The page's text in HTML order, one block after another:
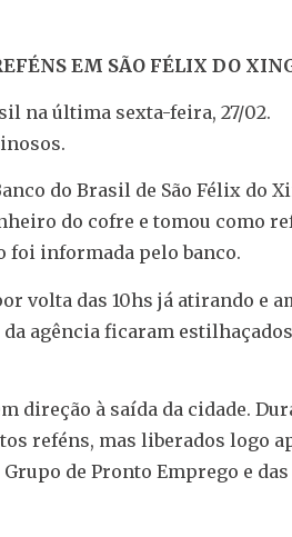
EM SÃO FÉLIX DO
na última sexta-feira, 27/02.
do Brasil de São Félix do
do cofre e tomou como
foi informada pelo banco.
volta das 10hs já atirando e
agência ficaram
direção à saída da cidade.
reféns, mas liberados logo
de Pronto Emprego e